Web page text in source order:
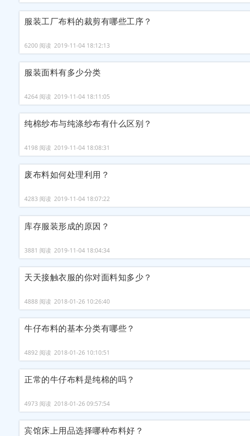
服装工厂布料的裁剪有哪些工序？
6200 阅读 2019-11-04 18:12:13
服装面料有多少分类
4264 阅读 2019-11-04 18:11:05
纯棉纱布与纯涤纱布有什么区别？
4198 阅读 2019-11-04 18:08:31
废布料如何处理利用？
4283 阅读 2019-11-04 18:07:22
库存服装形成的原因？
3881 阅读 2019-11-04 18:04:34
天天接触衣服的你对面料知多少？
4888 阅读 2018-01-26 10:26:40
牛仔布料的基本分类有哪些？
4892 阅读 2018-01-26 10:10:51
正常的牛仔布料是纯棉的吗？
4973 阅读 2018-01-26 09:57:54
宾馆床上用品选择哪种布料好？